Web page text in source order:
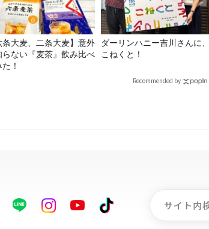
条大麦、二条大麦】意外
らない『麦茶』飲み比べ
！
ダーリンハニー吉川さんに、
こねくと！
Recommended by